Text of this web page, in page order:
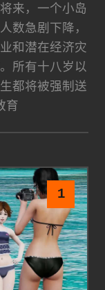
来，一个小岛
数急剧下降，
和潜在经济灾
所有十八岁以
都将被强制送
育
1